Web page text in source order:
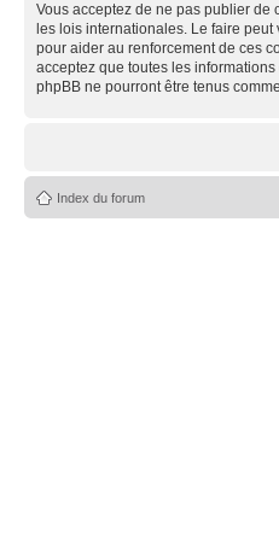
Vous acceptez de ne pas publier de
les lois internationales. Le faire peut
pour aider au renforcement de ces
acceptez que toutes les
phpBB ne pourront être tenus
Index du forum